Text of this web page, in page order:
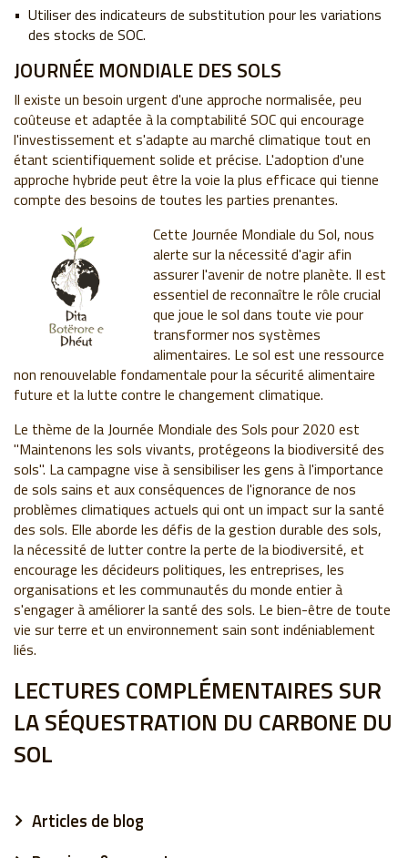
Utiliser des indicateurs de substitution pour les variations
des stocks de SOC.
JOURNÉE MONDIALE DES SOLS
Il existe un besoin urgent d'une approche normalisée, peu
coûteuse et adaptée à la comptabilité SOC qui encourage
l'investissement et s'adapte au marché climatique tout en
étant scientifiquement solide et précise. L'adoption d'une
approche hybride peut être la voie la plus efficace qui tienne
compte des besoins de toutes les parties prenantes.
Cette Journée Mondiale du Sol, nous
alerte sur la nécessité d'agir afin
assurer l'avenir de notre planète. Il est
essentiel de reconnaître le rôle crucial
que joue le sol dans toute vie pour
transformer nos systèmes
alimentaires. Le sol est une ressource
non renouvelable fondamentale pour la sécurité alimentaire
future et la lutte contre le changement climatique.
Le thème de la Journée Mondiale des Sols pour 2020 est
"Maintenons les sols vivants, protégeons la biodiversité des
sols". La campagne vise à sensibiliser les gens à l'importance
de sols sains et aux conséquences de l'ignorance de nos
problèmes climatiques actuels qui ont un impact sur la santé
des sols. Elle aborde les défis de la gestion durable des sols,
la nécessité de lutter contre la perte de la biodiversité, et
encourage les décideurs politiques, les entreprises, les
organisations et les communautés du monde entier à
s'engager à améliorer la santé des sols. Le bien-être de toute
vie sur terre et un environnement sain sont indéniablement
liés.
LECTURES COMPLÉMENTAIRES SUR
LA SÉQUESTRATION DU CARBONE DU
SOL
Articles de blog